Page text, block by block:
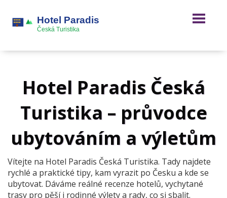
Hotel Paradis Česká
Turistika – průvodce
ubytováním a výletům
Vítejte na Hotel Paradis Česká Turistika. Tady najdete
rychlé a praktické tipy, kam vyrazit po Česku a kde se
ubytovat. Dáváme reálné recenze hotelů, vychytané
trasy pro pěší i rodinné výlety a rady, co si sbalit.